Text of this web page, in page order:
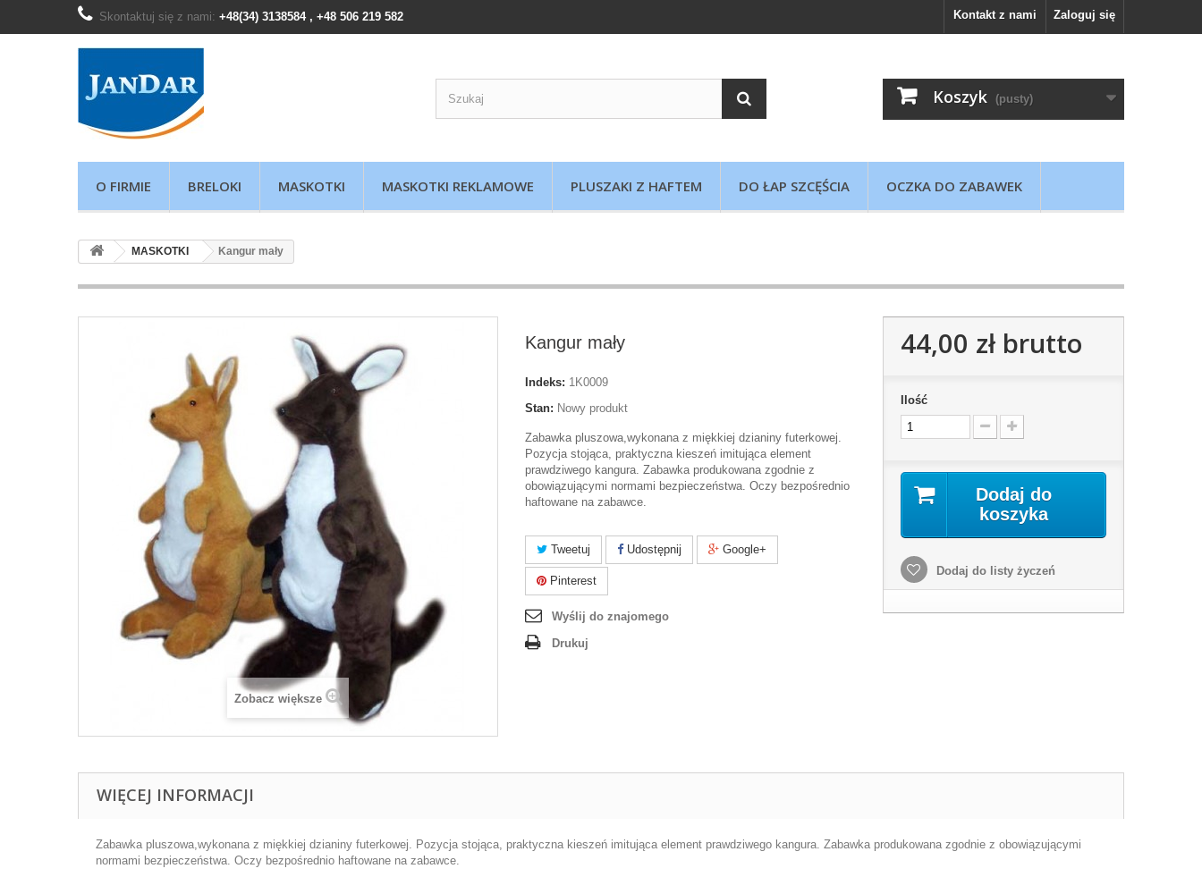
Zaloguj się
Kontakt z nami
Skontaktuj się z nami: +48(34) 3138584 , +48 506 219 582
Koszyk (pusty)
O FIRMIE BRELOKI MASKOTKI MASKOTKI REKLAMOWE PLUSZAKI Z HAFTEM DO ŁAP SZCĘŚCIA OCZKA DO ZABAWEK
MASKOTKI Kangur mały
Zobacz większe
Kangur mały
Indeks: 1K0009
Stan: Nowy produkt
Zabawka pluszowa,wykonana z miękkiej dzianiny futerkowej.
Pozycja stojąca, praktyczna kieszeń imitująca element
prawdziwego kangura. Zabawka produkowana zgodnie z
obowiązującymi normami bezpieczeństwa. Oczy bezpośrednio
haftowane na zabawce.
Tweetuj Udostępnij Google+
Pinterest
Wyślij do znajomego
Drukuj
44,00 złbrutto
Ilość
Dodaj do
koszyka
Dodaj do listy życzeń
WIĘCEJ INFORMACJI
Zabawka pluszowa,wykonana z miękkiej dzianiny futerkowej. Pozycja stojąca, praktyczna kieszeń imitująca element prawdziwego kangura. Zabawka produkowana zgodnie z obowiązującymi
normami bezpieczeństwa. Oczy bezpośrednio haftowane na zabawce.